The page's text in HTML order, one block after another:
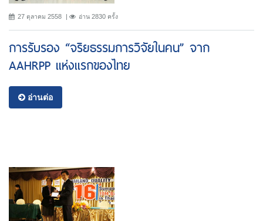
27 ตุลาคม 2558 อ่าน 2830 ครั้ง
การรับรอง “จริยธรรมการวิจัยในคน” จาก
AAHRPP แห่งแรกของไทย
อ่านต่อ